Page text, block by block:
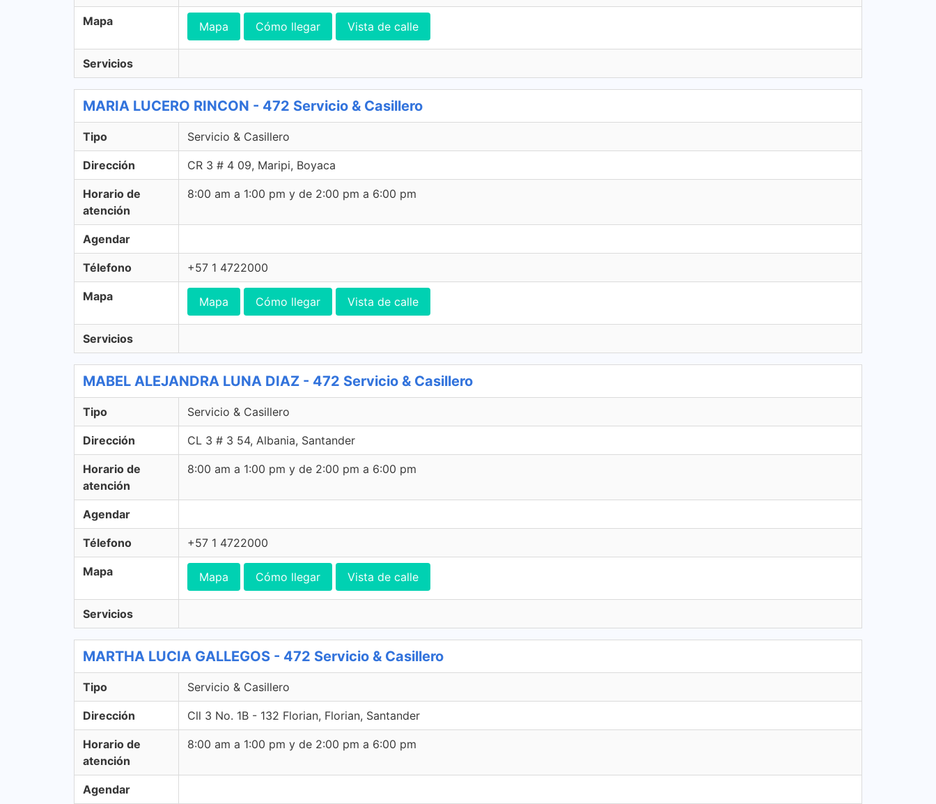
Mapa Mapa Cómo llegar Vista de calle
Servicios
MARIA LUCERO RINCON - 472 Servicio & Casillero
Tipo Servicio & Casillero
Dirección CR 3 # 4 09, Maripi, Boyaca
Horario de
atención
8:00 am a 1:00 pm y de 2:00 pm a 6:00 pm
Agendar
Télefono +57 1 4722000
Mapa Mapa Cómo llegar Vista de calle
Servicios
MABEL ALEJANDRA LUNA DIAZ - 472 Servicio & Casillero
Tipo Servicio & Casillero
Dirección CL 3 # 3 54, Albania, Santander
Horario de
atención
8:00 am a 1:00 pm y de 2:00 pm a 6:00 pm
Agendar
Télefono +57 1 4722000
Mapa Mapa Cómo llegar Vista de calle
Servicios
MARTHA LUCIA GALLEGOS - 472 Servicio & Casillero
Tipo Servicio & Casillero
Dirección Cll 3 No. 1B - 132 Florian, Florian, Santander
Horario de
atención
8:00 am a 1:00 pm y de 2:00 pm a 6:00 pm
Agendar